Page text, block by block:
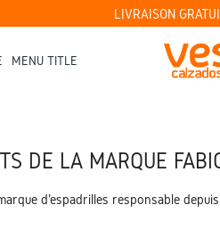
LIVRAISON
MENU TITLE
DE LA MARQUE
d'espadrilles responsable